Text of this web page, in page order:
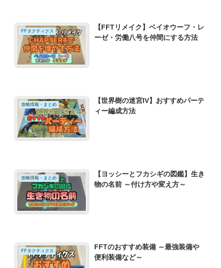
FFタクティクス
【FFTリメイク】ベイオウーフ・レ
ーゼ・労働八号を仲間にする方法
攻略情報・まとめ
【世界樹の迷宮IV】おすすめパーテ
ィー編成方法
攻略情報・まとめ
【ヨッシーとフカシギの図鑑】生き
物の名前 ～付け方や変え方～
FFタクティクス
FFTのおすすめ装備 ～最強装備や
便利装備など～